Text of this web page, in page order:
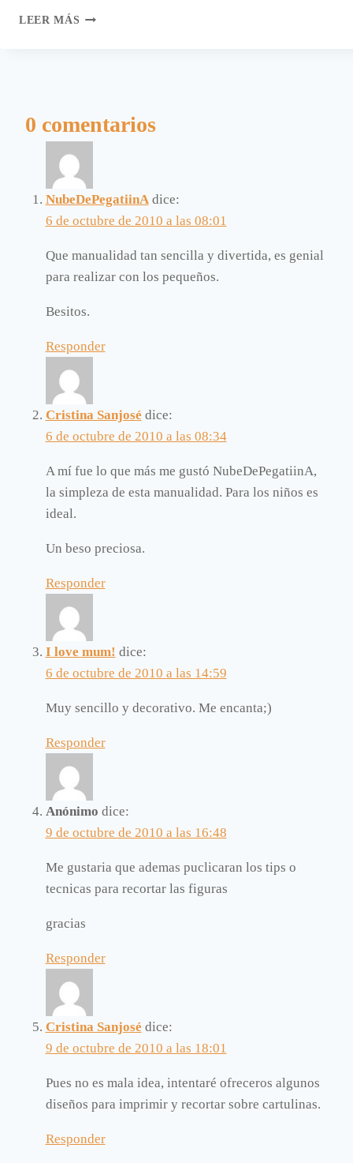
LEER MÁS TRES
0 comentarios
NubeDePegatiinA dice:
6 de octubre de 2010 a las 08:01
Que manualidad tan sencilla y divertida, es genial
para realizar con los pequeños.
Besitos.
Responder
Cristina Sanjosé dice:
6 de octubre de 2010 a las 08:34
A mí fue lo que más me gustó NubeDePegatiinA,
la simpleza de esta manualidad. Para los niños es
ideal.
Un beso preciosa.
Responder
I love mum! dice:
6 de octubre de 2010 a las 14:59
Muy sencillo y decorativo. Me encanta;)
Responder
Anónimo dice:
9 de octubre de 2010 a las 16:48
Me gustaria que ademas puclicaran los tips o
tecnicas para recortar las figuras
gracias
Responder
Cristina Sanjosé dice:
9 de octubre de 2010 a las 18:01
Pues no es mala idea, intentaré ofreceros algunos
diseños para imprimir y recortar sobre cartulinas.
Responder